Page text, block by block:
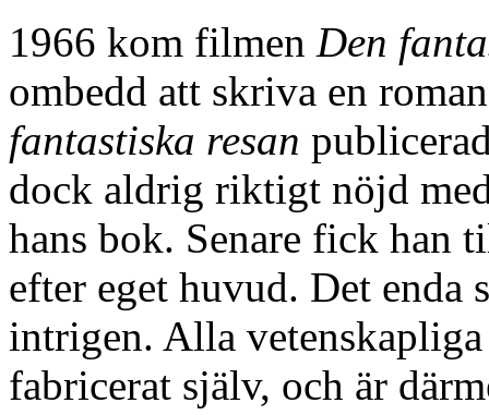
1966 kom filmen Den
ombedd att skriva en
fantastiska resan
dock aldrig riktigt nöjd
hans bok. Senare fick han
efter eget huvud. Det enda
intrigen. Alla
fabricerat själv, och är